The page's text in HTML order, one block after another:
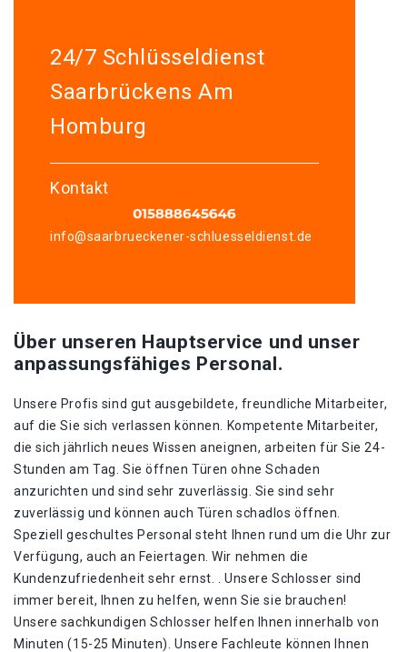
24/7 Schlüsseldienst
Saarbrückens Am
Homburg
Kontakt
info@saarbrueckener-schluesseldienst.de
Über unseren Hauptservice und unser
anpassungsfähiges Personal.
Unsere Profis sind gut ausgebildete, freundliche Mitarbeiter,
auf die Sie sich verlassen können. Kompetente Mitarbeiter,
die sich jährlich neues Wissen aneignen, arbeiten für Sie 24-
Stunden am Tag. Sie öffnen Türen ohne Schaden
anzurichten und sind sehr zuverlässig. Sie sind sehr
zuverlässig und können auch Türen schadlos öffnen.
Speziell geschultes Personal steht Ihnen rund um die Uhr zur
Verfügung, auch an Feiertagen. Wir nehmen die
Kundenzufriedenheit sehr ernst. . Unsere Schlosser sind
immer bereit, Ihnen zu helfen, wenn Sie sie brauchen!
Unsere sachkundigen Schlosser helfen Ihnen innerhalb von
Minuten (15-25 Minuten). Unsere Fachleute können Ihnen